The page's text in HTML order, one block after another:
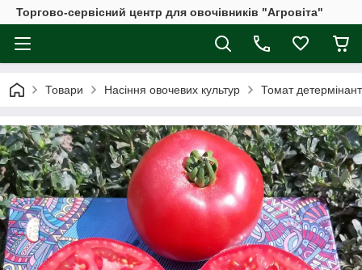
Торгово-сервісний центр для овочівників "Агровіта"
Товари Насіння овочевих культур Томат